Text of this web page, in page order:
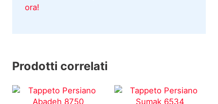
ora!
Prodotti correlati